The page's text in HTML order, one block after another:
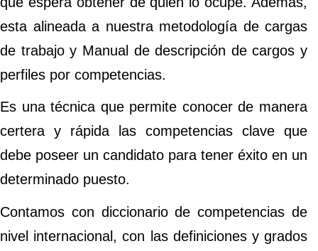
esta alineada a nuestra metodología de cargas
de trabajo y Manual de descripción de cargos y
perfiles por competencias.
Es una técnica que permite conocer de manera
certera y rápida las competencias clave que
debe poseer un candidato para tener éxito en un
determinado puesto.
Contamos con diccionario de competencias de
nivel internacional, con las definiciones y grados